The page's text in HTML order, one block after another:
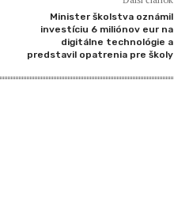
Minister školstva oznámil
investíciu 6 miliónov eur na
digitálne technológie a
predstavil opatrenia pre školy